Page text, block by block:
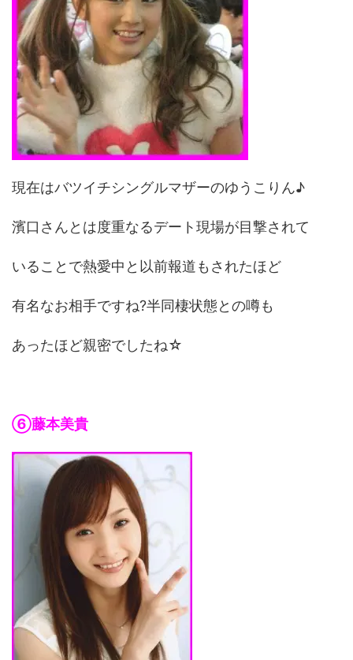
現在はバツイチシングルマザーのゆうこりん♪
濱口さんとは度重なるデート現場が目撃されて
いることで熱愛中と以前報道もされたほど
有名なお相手ですね?半同棲状態との噂も
あったほど親密でしたね☆
⑥藤本美貴